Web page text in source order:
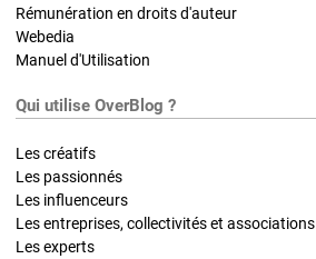
Rémunération en droits d'auteur
Webedia
Manuel d'Utilisation
Qui utilise OverBlog ?
Les créatifs
Les passionnés
Les influenceurs
Les entreprises, collectivités et associations
Les experts